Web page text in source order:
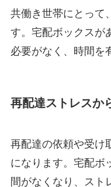
共働き世帯にとって
す。宅配ボックスが
必要がなく、時間を
再配達ストレスか
再配達の依頼や受け
になります。宅配ボ
間がなくなり、スト